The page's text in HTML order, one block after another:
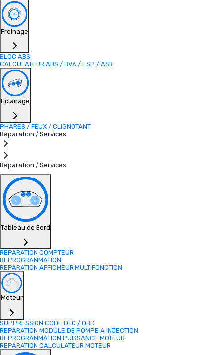
Freinage
BLOC ABS
CALCULATEUR ABS / BVA / ESP / ASR
Eclairage
PHARES / FEUX / CLIGNOTANT
Réparation / Services
Réparation / Services
Tableau de Bord
REPARATION COMPTEUR
REPROGRAMMATION
REPARATION AFFICHEUR MULTIFONCTION
Moteur
SUPPRESSION CODE DTC / OBD
REPARATION MODULE DE POMPE A INJECTION
REPROGRAMMATION PUISSANCE MOTEUR
REPARATION CALCULATEUR MOTEUR